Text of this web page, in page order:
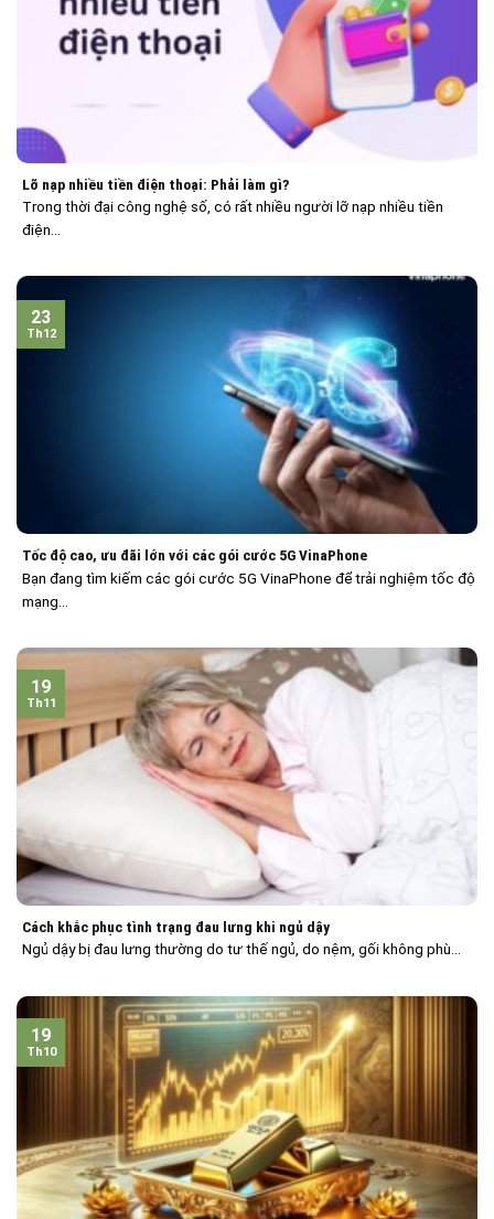
Lỡ nạp nhiều tiền điện thoại: Phải làm gì?
Trong thời đại công nghệ số, có rất nhiều người lỡ nạp nhiều tiền
điện...
Tốc độ cao, ưu đãi lớn với các gói cước 5G VinaPhone
Bạn đang tìm kiếm các gói cước 5G VinaPhone để trải nghiệm tốc độ
mạng...
23
Th12
Cách khắc phục tình trạng đau lưng khi ngủ dậy
Ngủ dậy bị đau lưng thường do tư thế ngủ, do nệm, gối không phù...
19
Th11
19
Th10